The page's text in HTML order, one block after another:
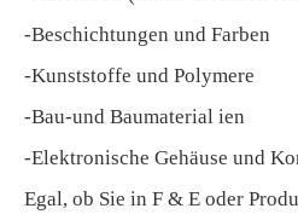
-Beschichtungen und Farben
-Kunststoffe und Polymere
-Bau-und Baumaterial ien
-Elektronische Gehäuse und
Egal, ob Sie in F & E oder